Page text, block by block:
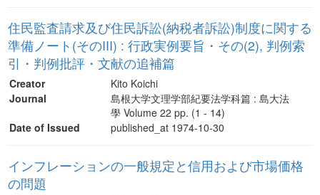
住民監査請求及び住民訴訟(納税者訴訟)制度に関する
準備ノート(そのIII) : 行政実例要旨・その(2), 判例索
引・判例批評・文献の追補篇
Creator
Kito Koichi
Journal
島根大学文理学部紀要法学科篇 : 島大法
學 Volume 22 pp. (1 - 14)
Date of Issued
published_at 1974-10-30
インフレーションの一般規定と信用および市場価格
の問題